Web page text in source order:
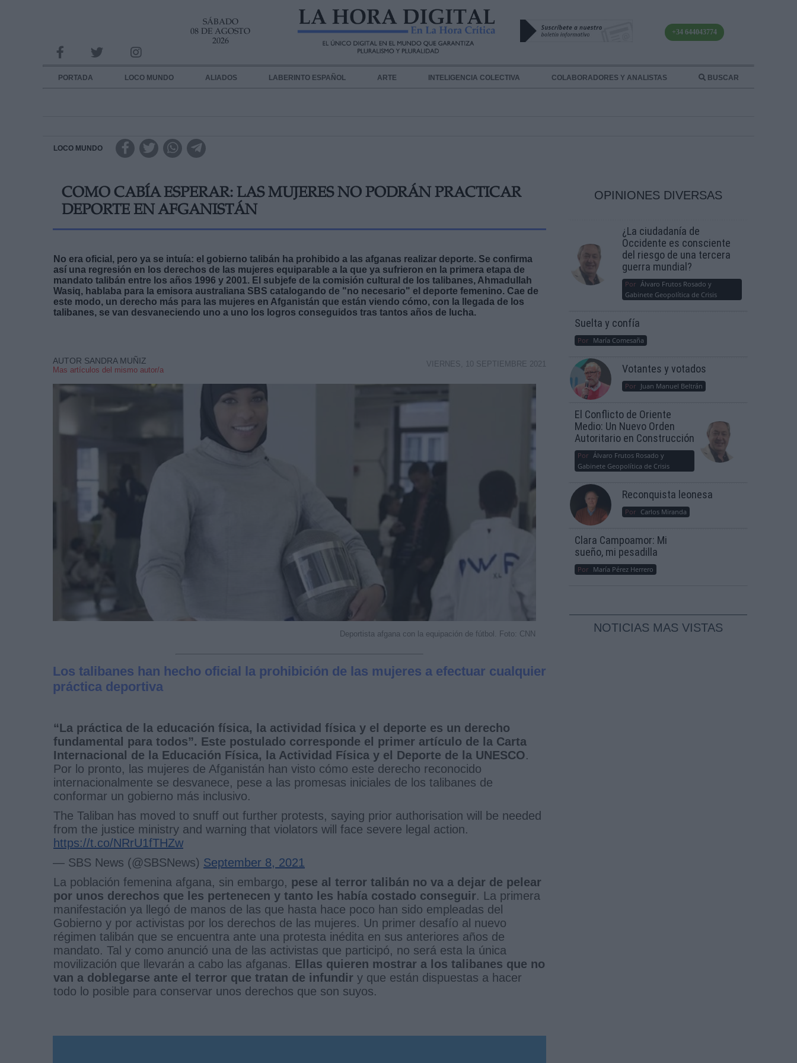
SÁBADO
08 DE AGOSTO
2026
+34 644043774
PORTADA LOCO MUNDO ALIADOS LABERINTO ESPAÑOL ARTE INTELIGENCIA COLECTIVA COLABORADORES Y ANALISTAS BUSCAR
LOCO MUNDO
COMO CABÍA ESPERAR: LAS MUJERES NO PODRÁN PRACTICAR
DEPORTE EN AFGANISTÁN
No era oficial, pero ya se intuía: el gobierno talibán ha prohibido a las afganas realizar deporte. Se confirma
así una regresión en los derechos de las mujeres equiparable a la que ya sufrieron en la primera etapa de
mandato talibán entre los años 1996 y 2001. El subjefe de la comisión cultural de los talibanes, Ahmadullah
Wasiq, hablaba para la emisora australiana SBS catalogando de "no necesario" el deporte femenino. Cae de
este modo, un derecho más para las mujeres en Afganistán que están viendo cómo, con la llegada de los
talibanes, se van desvaneciendo uno a uno los logros conseguidos tras tantos años de lucha.
AUTOR SANDRA MUÑIZ
Mas artículos del mismo autor/a
VIERNES, 10 SEPTIEMBRE 2021
Deportista afgana con la equipación de fútbol. Foto: CNN
Los talibanes han hecho oficial la prohibición de las mujeres a efectuar cualquier
práctica deportiva
“La práctica de la educación física, la actividad física y el deporte es un derecho
fundamental para todos”. Este postulado corresponde el primer artículo de la Carta
Internacional de la Educación Física, la Actividad Física y el Deporte de la UNESCO.
Por lo pronto, las mujeres de Afganistán han visto cómo este derecho reconocido
internacionalmente se desvanece, pese a las promesas iniciales de los talibanes de
conformar un gobierno más inclusivo.
The Taliban has moved to snuff out further protests, saying prior authorisation will be needed
from the justice ministry and warning that violators will face severe legal action.
https://t.co/NRrU1fTHZw
— SBS News (@SBSNews) September 8, 2021
La población femenina afgana, sin embargo, pese al terror talibán no va a dejar de pelear
por unos derechos que les pertenecen y tanto les había costado conseguir. La primera
manifestación ya llegó de manos de las que hasta hace poco han sido empleadas del
Gobierno y por activistas por los derechos de las mujeres. Un primer desafío al nuevo
régimen talibán que se encuentra ante una protesta inédita en sus anteriores años de
mandato. Tal y como anunció una de las activistas que participó, no será esta la única
movilización que llevarán a cabo las afganas. Ellas quieren mostrar a los talibanes que no
van a doblegarse ante el terror que tratan de infundir y que están dispuestas a hacer
todo lo posible para conservar unos derechos que son suyos.
OPINIONES DIVERSAS
¿La ciudadanía de
Occidente es consciente
del riesgo de una tercera
guerra mundial?
Por Álvaro Frutos Rosado y
Gabinete Geopolítica de Crisis
Suelta y confía
Por María Comesaña
Votantes y votados
Por Juan Manuel Beltrán
El Conflicto de Oriente
Medio: Un Nuevo Orden
Autoritario en Construcción
Por Álvaro Frutos Rosado y
Gabinete Geopolítica de Crisis
Reconquista leonesa
Por Carlos Miranda
Clara Campoamor: Mi
sueño, mi pesadilla
Por María Pérez Herrero
NOTICIAS MAS VISTAS
INFORMACION SOBRE LA PROTECCIÓN DE TUS DATOS
Responsable:
Destinatarios:
link
Información adicional
link